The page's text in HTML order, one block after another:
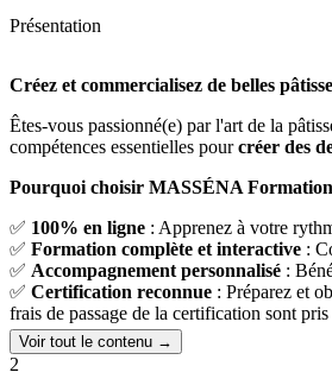
Présentation
Créez et commercialisez de belles
Êtes-vous passionné(e) par l'art de la
compétences essentielles pourcréer des
Pourquoi choisir MASSÉNA
✅ 100% en ligne : Apprenez à votre
✅ Formation complète et interactive :
✅ Accompagnement personnalisé :
✅ Certification reconnue : Préparez et
frais de passage de la certification sont
Ce que vous apprendrez :
🔷 Apprendre à préparer des entremets,
Voir tout le contenu →
2